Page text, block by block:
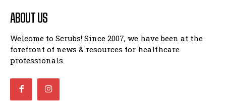
ABOUT US
Welcome to Scrubs! Since 2007, we have been at the
forefront of news & resources for healthcare
professionals.